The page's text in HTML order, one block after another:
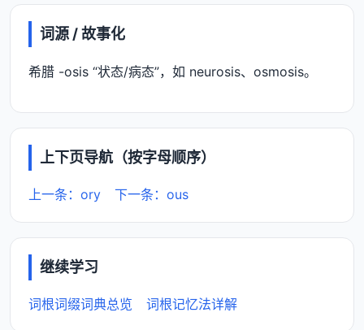
词源 / 故事化
希腊 -osis “状态/病态”，如 neurosis、osmosis。
上下页导航（按字母顺序）
上一条：ory 下一条：ous
继续学习
词根词缀词典总览 词根记忆法详解